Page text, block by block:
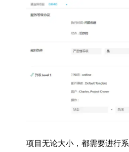
项目无论大小，都需要进行系